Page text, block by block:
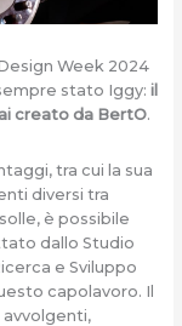
Week 2024
stato Iggy: il
creato da BertO.
tra cui la sua
diversi tra
è possibile
dallo Studio
e Sviluppo
capolavoro. Il
avvolgenti,